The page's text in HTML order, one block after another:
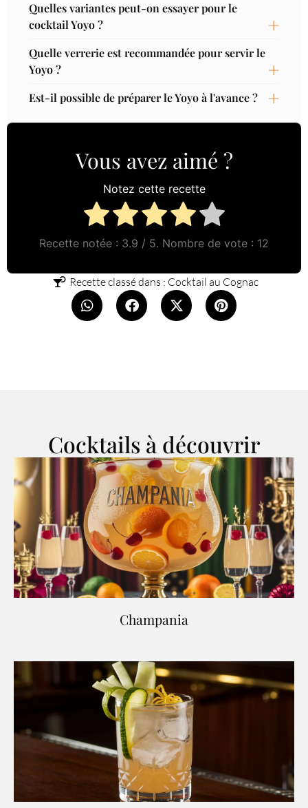
Quelles variantes peut-on essayer pour le
cocktail Yoyo ?
Quelle verrerie est recommandée pour servir le
Yoyo ?
Est-il possible de préparer le Yoyo à l'avance ?
Vous avez aimé ?
Notez cette recette
Recette notée : 3.9 / 5. Nombre de vote : 12
Recette classé dans : Cocktail au Cognac
Cocktails à découvrir
Champania